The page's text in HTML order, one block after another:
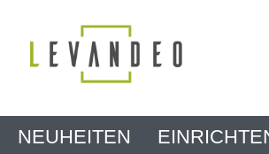
NEUHEITEN